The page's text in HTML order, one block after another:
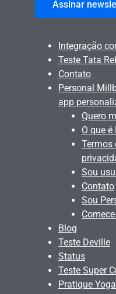
Assinar
Integração
Teste Tata
Contato
Personal
app
Quero
O que
Termos
Sou
Contato
Sou
Blog
Teste Deville
Status
Teste Super
Pratique